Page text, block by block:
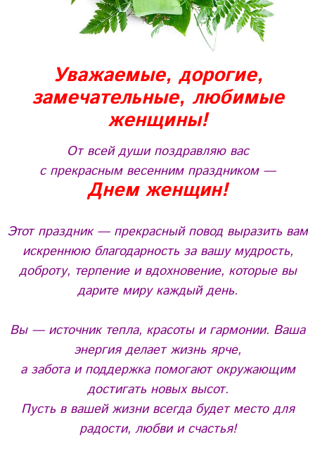
Уважаемые, дорогие,
замечательные, любимые
женщины!
От всей души поздравляю вас
с прекрасным весенним праздником —
Днем женщин!
Этот праздник — прекрасный повод выразить вам
искреннюю благодарность за вашу мудрость,
доброту, терпение и вдохновение, которые вы
дарите миру каждый день.
Вы — источник тепла, красоты и гармонии. Ваша
энергия делает жизнь ярче,
а забота и поддержка помогают окружающим
достигать новых высот.
Пусть в вашей жизни всегда будет место для
радости, любви и счастья!